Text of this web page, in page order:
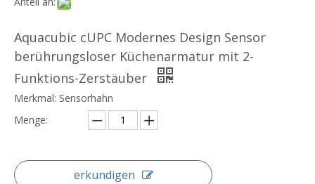
Aquacubic cUPC Modernes Design Sensor
berührungsloser Küchenarmatur mit 2-
Funktions-Zerstäuber
Merkmal: Sensorhahn
Menge:
erkundigen